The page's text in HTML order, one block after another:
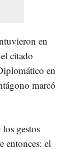
en
citado
en
marcó
gestos
entonces: el